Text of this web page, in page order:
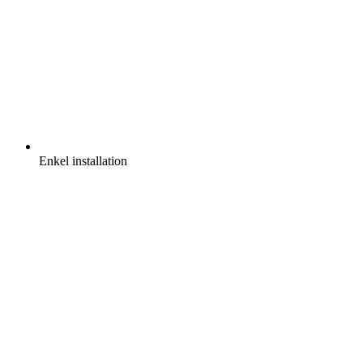
Enkel installation